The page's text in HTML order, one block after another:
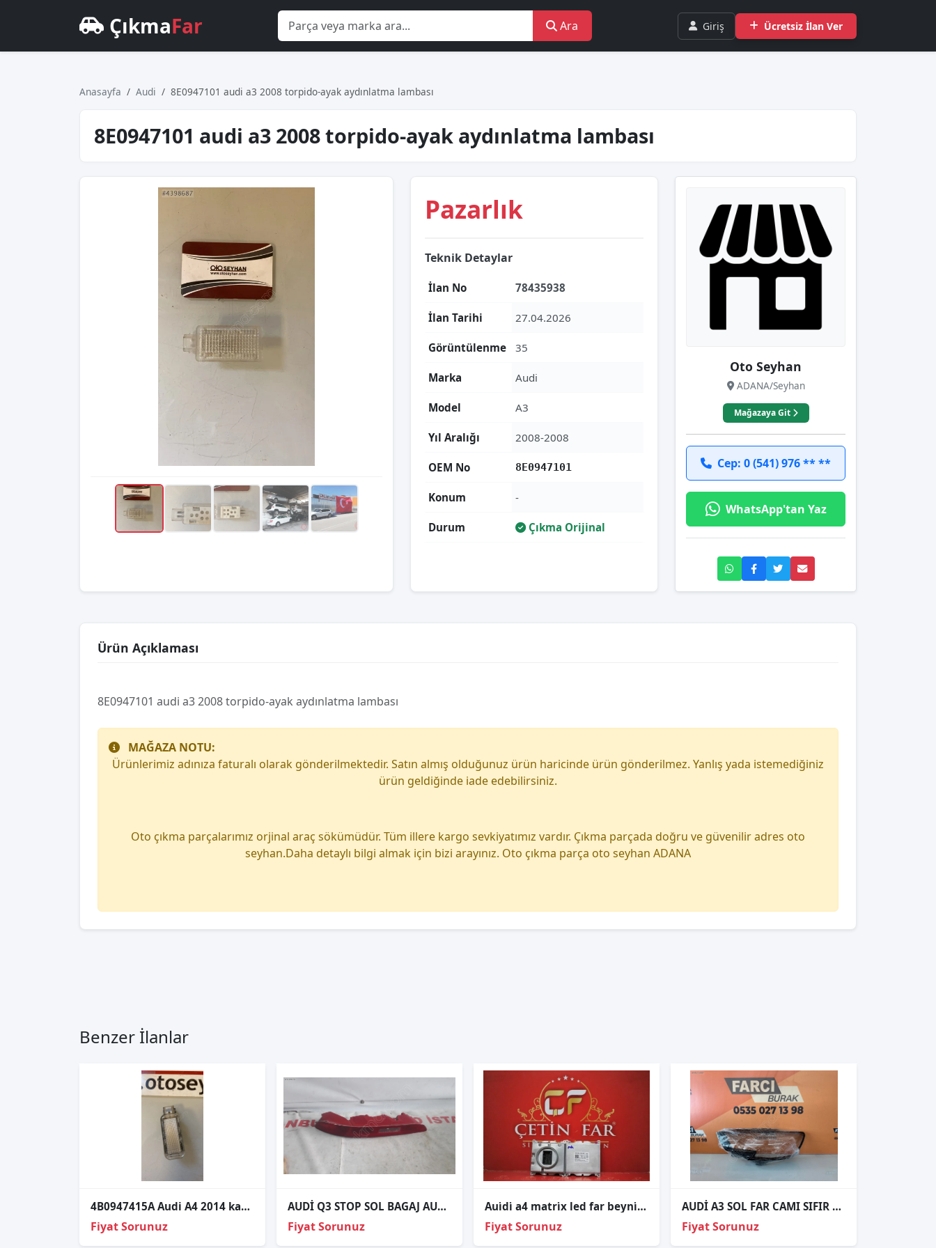
ÇıkmaFar Ara Giriş Ücretsiz İlan Ver
Anasayfa Audi 8E0947101 audi a3 2008 torpido-ayak aydınlatma lambası
8E0947101 audi a3 2008 torpido-ayak aydınlatma lambası
Pazarlık
Teknik Detaylar
İlan No 78435938
İlan Tarihi 27.04.2026
Görüntülenme 35
Marka Audi
Model A3
Yıl Aralığı 2008-2008
OEM No 8E0947101
Konum -
Durum Çıkma Orijinal
Oto Seyhan
ADANA/Seyhan
Mağazaya Git
Cep: 0 (541) 976 ** **
WhatsApp'tan Yaz
Ürün Açıklaması
8E0947101 audi a3 2008 torpido-ayak aydınlatma lambası
MAĞAZA NOTU:
Ürünlerimiz adınıza faturalı olarak gönderilmektedir. Satın almış olduğunuz ürün haricinde ürün gönderilmez. Yanlış yada istemediğiniz
ürün geldiğinde iade edebilirsiniz.
Oto çıkma parçalarımız orjinal araç sökümüdür. Tüm illere kargo sevkiyatımız vardır. Çıkma parçada doğru ve güvenilir adres oto
seyhan.Daha detaylı bilgi almak için bizi arayınız. Oto çıkma parça oto seyhan ADANA
Benzer İlanlar
4B0947415A Audi A4 2014 kapı uyarı lambası reklektör
Fiyat Sorunuz
AUDİ Q3 STOP SOL BAGAJ AU316T1
Fiyat Sorunuz
Aui̇di̇ a4 matri̇x led far beyni̇ sıfır kodlu 7pp941572ac
Fiyat Sorunuz
AUDİ A3 SOL FAR CAMI SIFIR 17-19
Fiyat Sorunuz